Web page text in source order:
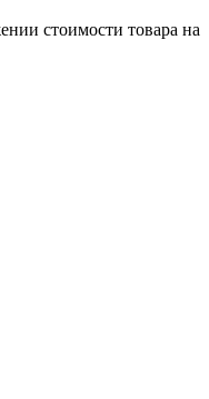
стоимости товара на